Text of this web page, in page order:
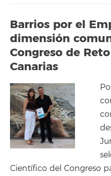
Barrios por el
dimensión
Congreso de
Canarias
Científico del Congreso